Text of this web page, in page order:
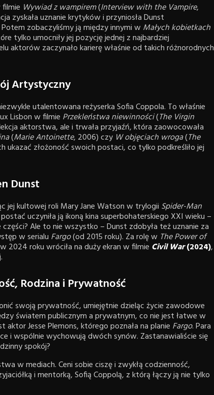
Wywiad z wampirem(Interview with the Vampire,
zyskała uznanie krytyków i przyniosła Dunst
zobaczyliśmy ją między innymi w Małych kobietkach
tylko umocniły jej pozycję jednej z najbardziej
aktorów zaczynało karierę właśnie od takich różnorodnych
Artystyczny
utalentowana reżyserka Sofia Coppola. To właśnie
Lisbon w filmie Przekleństwa niewinności(The Virgin
aktorstwa, ale i trwała przyjaźń, która zaowocowała
(Marie Antoinette, 2006) czy W objęciach wroga(The
ukazać złożoność swoich postaci, co tylko podkreśliło jej
Dunst
jej kultowej roli Mary Jane Watson w trylogii Spider-Man
uczyniła ją ikoną kina superbohaterskiego XXI wieku –
Ale to nie wszystko – Dunst zdobyła też uznanie za
w serialu Fargo(od 2015 roku). Za rolę w The Power of
2024 roku wróciła na duży ekran w filmie Civil War(2024),
Rodzina i Prywatność
swoją prywatność, umiejętnie dzieląc życie zawodowe
światem publicznym a prywatnym, co nie jest łatwe w
Jesse Plemons, którego poznała na planie Fargo. Para
i wspólnie wychowują dwóch synów. Zastanawialiście się
spokój?
w mediach. Ceni sobie ciszę i zwykłą codzienność,
i mentorką, Sofią Coppolą, z którą łączy ją nie tylko